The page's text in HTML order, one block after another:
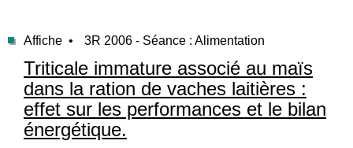
Affiche • 3R 2006 - Séance : Alimentation
Triticale immature associé au maïs
dans la ration de vaches laitières :
effet sur les performances et le bilan
énergétique.